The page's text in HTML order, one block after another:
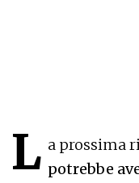
L a prossima
potrebbe